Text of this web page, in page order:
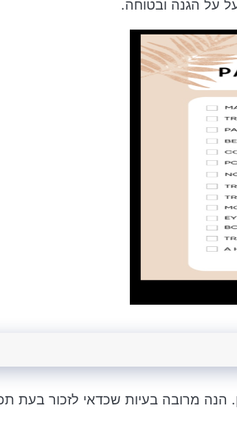
על הגנה ובטוחה.
הנה מרובה בעיות שכדאי לזכור בעת